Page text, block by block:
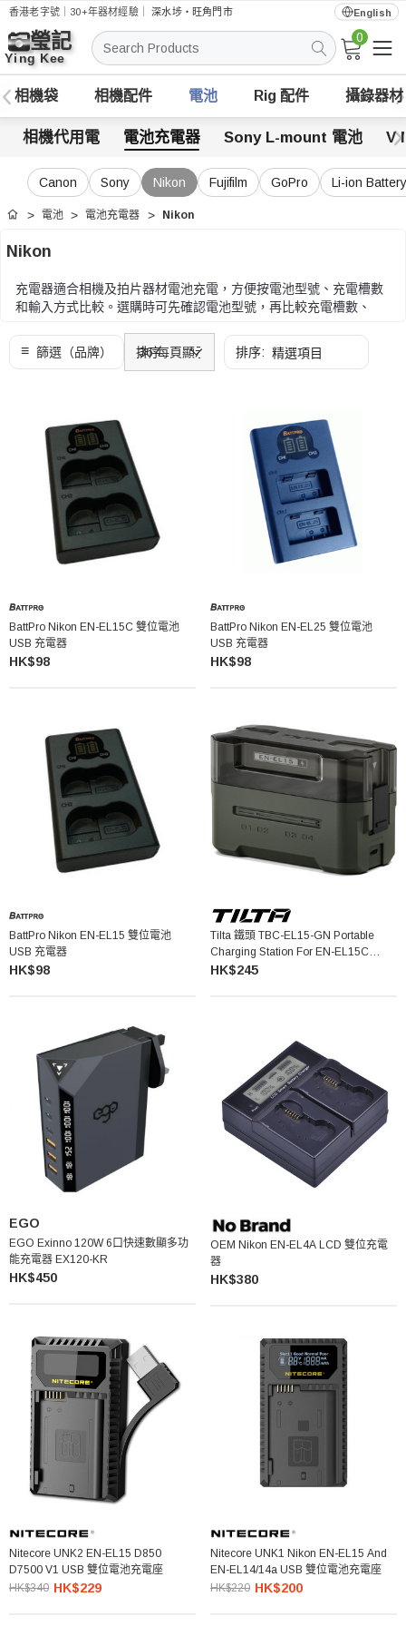
香港老字號｜30+年器材經驗｜深水埗・旺角門市 English
搜
索
0
相機袋 相機配件 電池 Rig 配件 攝錄器材
相機代用電 電池充電器 Sony L-mount 電池 V
Canon Sony Nikon Fujifilm GoPro Li-ion
首頁 電池 電池充電器 Nikon
Nikon
充電器適合相機及拍片器材電池充電，方便按電池型號、充電槽數
和輸入方式比較。選購時可先確認電池型號，再比較充電槽數、
選購時可先確認電池型號，再比較充電槽數、USB-C 或 Micro USB
輸入、顯示方式和攜帶需要。
BattPro Nikon EN-EL15C 雙位電池
USB 充電器
HK$98
BattPro Nikon EN-EL25 雙位電池
USB 充電器
HK$98
BattPro Nikon EN-EL15 雙位電池
USB 充電器
HK$98
Tilta 鐵頭 TBC-EL15-GN Portable
Charging Station For EN-EL15C
Batteries 便攜充電盒
HK$245
EGO
EGO Exinno 120W 6口快速數顯多功
能充電器 EX120-KR
HK$450
OEM Nikon EN-EL4A LCD 雙位充電
器
HK$380
Nitecore UNK2 EN-EL15 D850
D7500 V1 USB 雙位電池充電座
HK$340 HK$229
Nitecore UNK1 Nikon EN-EL15 And
EN-EL14/14a USB 雙位電池充電座
HK$220 HK$200